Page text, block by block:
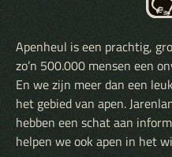
Apenheul is een prachtig,
zo’n 500.000 mensen een
En we zijn meer dan een
het gebied van apen.
hebben een schat aan
helpen we ook apen in het